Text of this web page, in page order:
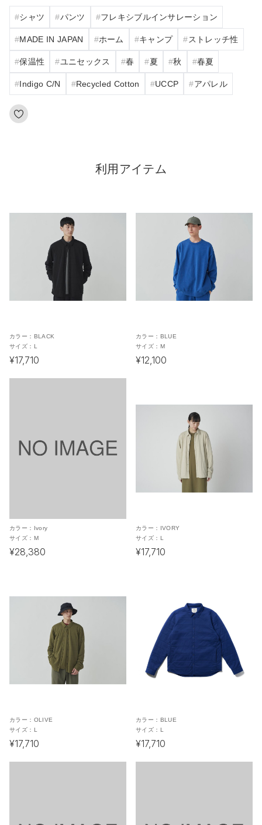
シャツ パンツ フレキシブルインサレーション
MADE IN JAPAN ホーム キャンプ ストレッチ性
保温性 ユニセックス 春 夏 秋 春夏
Indigo C/N Recycled Cotton UCCP アパレル
利用アイテム
カラー： BLACK
サイズ： L
¥17,710
カラー： BLUE
サイズ： M
¥12,100
カラー：
Ivory
サイズ： M
¥28,380
カラー：
IVORY
サイズ： L
¥17,710
カラー： OLIVE
サイズ： L
¥17,710
カラー： BLUE
サイズ： L
¥17,710